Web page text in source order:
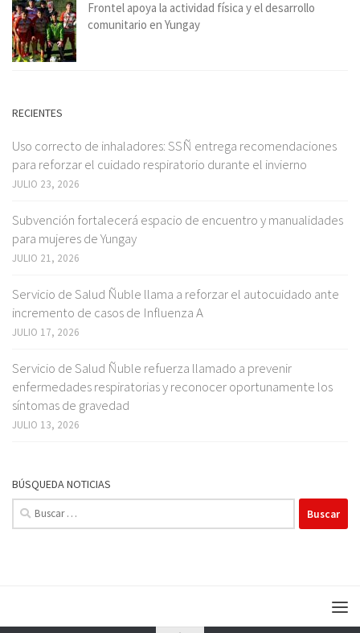
Frontel apoya la actividad física y el desarrollo
comunitario en Yungay
RECIENTES
Uso correcto de inhaladores: SSÑ entrega recomendaciones
para reforzar el cuidado respiratorio durante el invierno
JULIO 23, 2026
Subvención fortalecerá espacio de encuentro y manualidades
para mujeres de Yungay
JULIO 21, 2026
Servicio de Salud Ñuble llama a reforzar el autocuidado ante
incremento de casos de Influenza A
JULIO 17, 2026
Servicio de Salud Ñuble refuerza llamado a prevenir
enfermedades respiratorias y reconocer oportunamente los
síntomas de gravedad
JULIO 13, 2026
BÚSQUEDA NOTICIAS
Buscar: